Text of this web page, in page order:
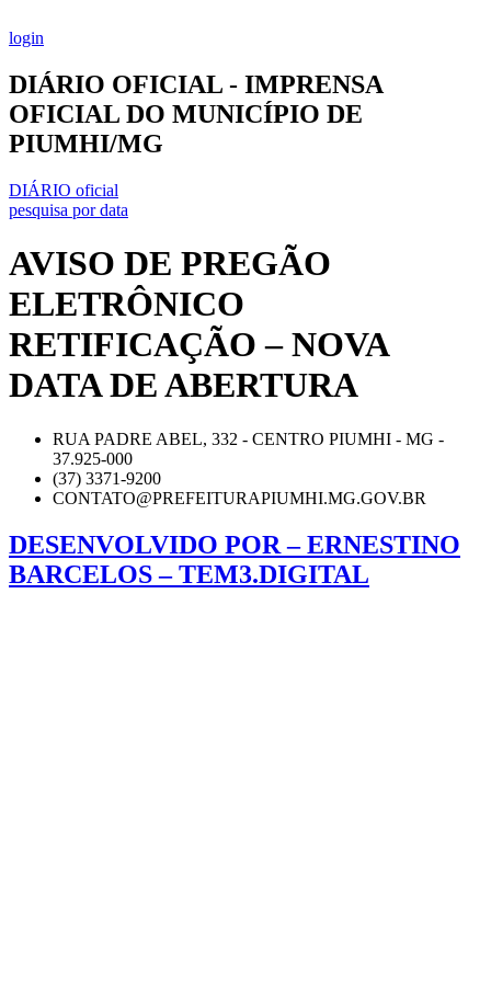
para
conteúdo
login
DIÁRIO OFICIAL - IMPRENSA
OFICIAL DO MUNICÍPIO DE
PIUMHI/MG
DIÁRIO oficial
pesquisa por data
AVISO DE PREGÃO
ELETRÔNICO
RETIFICAÇÃO – NOVA
DATA DE ABERTURA
RUA PADRE ABEL, 332 - CENTRO PIUMHI - MG -
37.925-000
(37) 3371-9200
CONTATO@PREFEITURAPIUMHI.MG.GOV.BR
DESENVOLVIDO POR – ERNESTINO
BARCELOS – TEM3.DIGITAL